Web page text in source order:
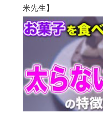
米先生】